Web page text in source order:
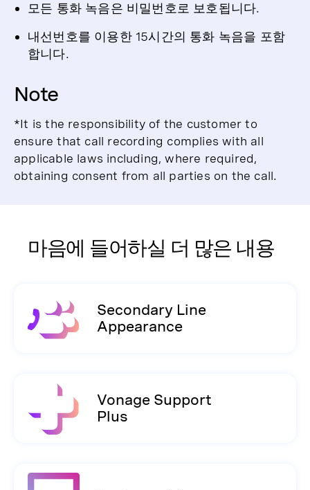
모든 통화 녹음은 비밀번호로 보호됩니다.
내선번호를 이용한 15시간의 통화 녹음을 포함
합니다.
Note
*It is the responsibility of the customer to
ensure that call recording complies with all
applicable laws including, where required,
obtaining consent from all parties on the call.
마음에 들어하실 더 많은 내용
Secondary Line
Appearance
Vonage Support
Plus